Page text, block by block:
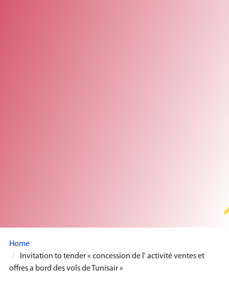
Home
Invitation to tender « concession de l' activité ventes et
offres a bord des vols de Tunisair »